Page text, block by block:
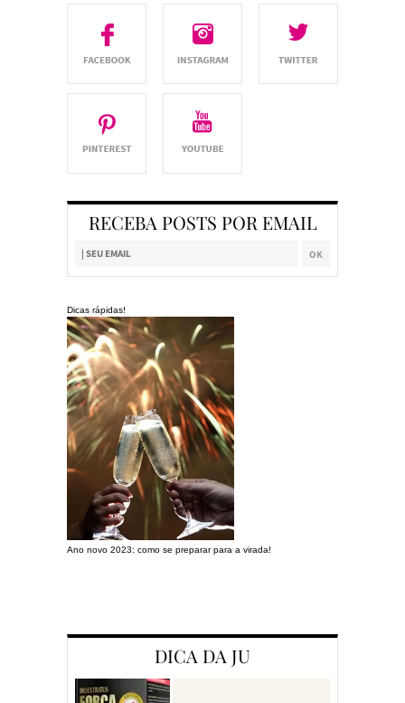
RECEBA POSTS POR EMAIL
Dicas rápidas!
Ano novo 2023: como se preparar para a virada!
DICA DA JU